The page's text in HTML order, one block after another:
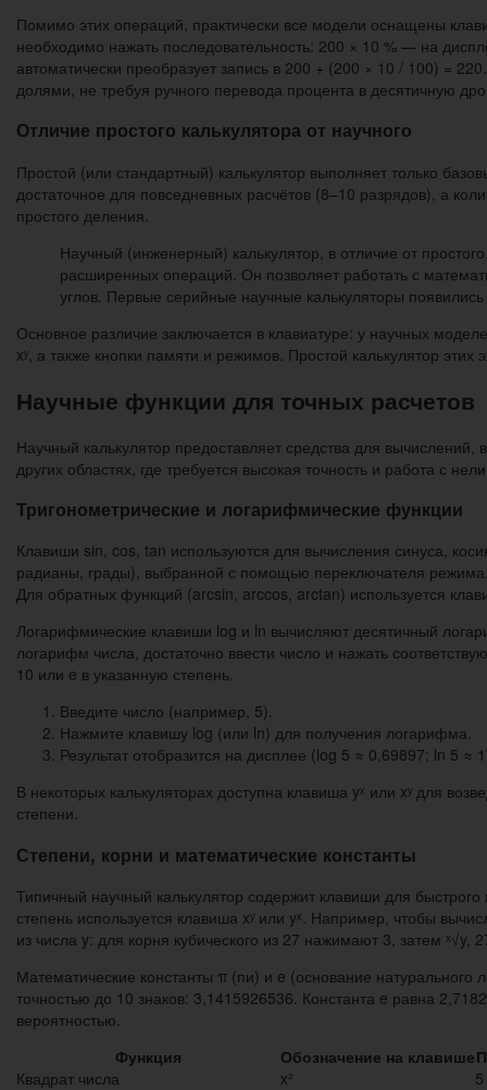
Помимо этих операций, практически все модели оснащены
необходимо нажать последовательность: 200 × 10 % — на
автоматически преобразует запись в 200 + (200 × 10 / 100) =
долями, не требуя ручного перевода процента в десятичную
Отличие простого калькулятора от научного
Простой (или стандартный) калькулятор выполняет только
достаточное для повседневных расчётов (8–10 разрядов), а
простого деления.
Научный (инженерный) калькулятор, в отличие от
расширенных операций. Он позволяет работать с
углов. Первые серийные научные калькуляторы
Основное различие заключается в клавиатуре: у научных
xʸ, а также кнопки памяти и режимов. Простой калькулятор этих
Научные функции для точных расчетов
Научный калькулятор предоставляет средства для
других областях, где требуется высокая точность и работа с
Тригонометрические и логарифмические функции
Клавиши sin, cos, tan используются для вычисления синуса,
радианы, грады), выбранной с помощью переключателя
Для обратных функций (arcsin, arccos, arctan) используется
Логарифмические клавиши log и ln вычисляют десятичный
логарифм числа, достаточно ввести число и нажать
10 или e в указанную степень.
Введите число (например, 5).
Нажмите клавишу log (или ln) для получения логарифма.
Результат отобразится на дисплее (log 5 ≈ 0,69897; ln 5 ≈
В некоторых калькуляторах доступна клавиша yˣ или xʸ для
степени.
Степени, корни и математические константы
Типичный научный калькулятор содержит клавиши для
степень используется клавиша xʸ или yˣ. Например, чтобы
из числа y: для корня кубического из 27 нажимают 3, затем ˣ√y,
Математические константы π (пи) и e (основание
точностью до 10 знаков: 3,1415926536. Константа e равна
вероятностью.
Функция
Обозначение на клавише
Квадрат числа
x²
5